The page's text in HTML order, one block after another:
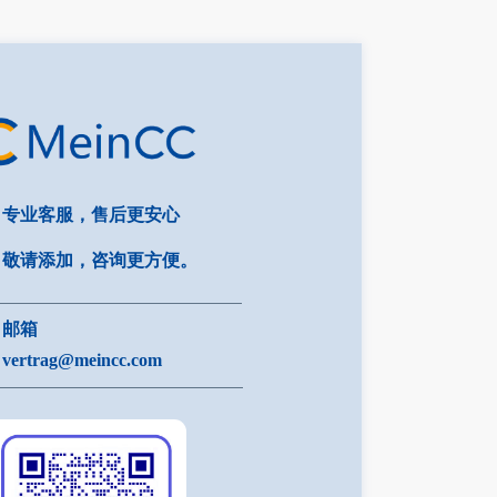
专业客服，售后更安心
敬请添加，咨询更方便。
邮箱
vertrag@meincc.com